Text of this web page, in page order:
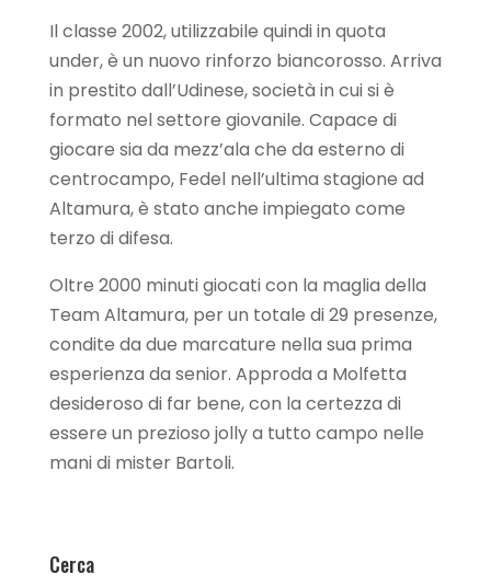
Il classe 2002, utilizzabile quindi in quota
under, è un nuovo rinforzo biancorosso. Arriva
in prestito dall’Udinese, società in cui si è
formato nel settore giovanile. Capace di
giocare sia da mezz’ala che da esterno di
centrocampo, Fedel nell’ultima stagione ad
Altamura, è stato anche impiegato come
terzo di difesa.
Oltre 2000 minuti giocati con la maglia della
Team Altamura, per un totale di 29 presenze,
condite da due marcature nella sua prima
esperienza da senior. Approda a Molfetta
desideroso di far bene, con la certezza di
essere un prezioso jolly a tutto campo nelle
mani di mister Bartoli.
Cerca